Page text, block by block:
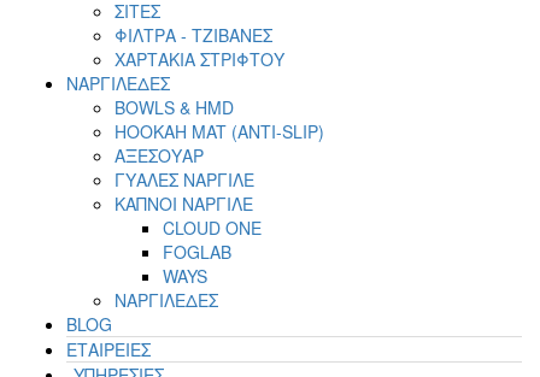
ΣΙΤΕΣ
ΦΙΛΤΡΑ - ΤΖΙΒΑΝΕΣ
ΧΑΡΤΑΚΙΑ ΣΤΡΙΦΤΟΥ
ΝΑΡΓΙΛΕΔΕΣ
BOWLS & HMD
HOOKAH MAT (ANTI-SLIP)
ΑΞΕΣΟΥΑΡ
ΓΥΑΛΕΣ ΝΑΡΓΙΛΕ
ΚΑΠΝΟΙ ΝΑΡΓΙΛΕ
CLOUD ONE
FOGLAB
WAYS
ΝΑΡΓΙΛΕΔΕΣ
BLOG
ΕΤΑΙΡΕΙΕΣ